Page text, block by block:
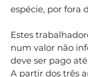
espécie, por fora
Estes
num valor não
deve ser pago
A partir dos três